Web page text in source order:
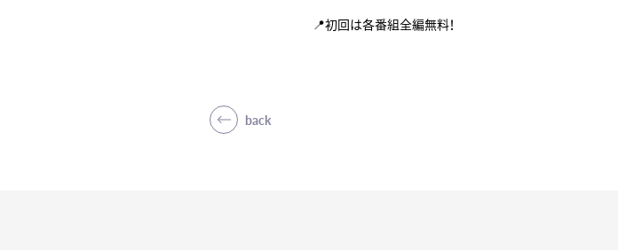
📍初回は各番組全編無料！
back